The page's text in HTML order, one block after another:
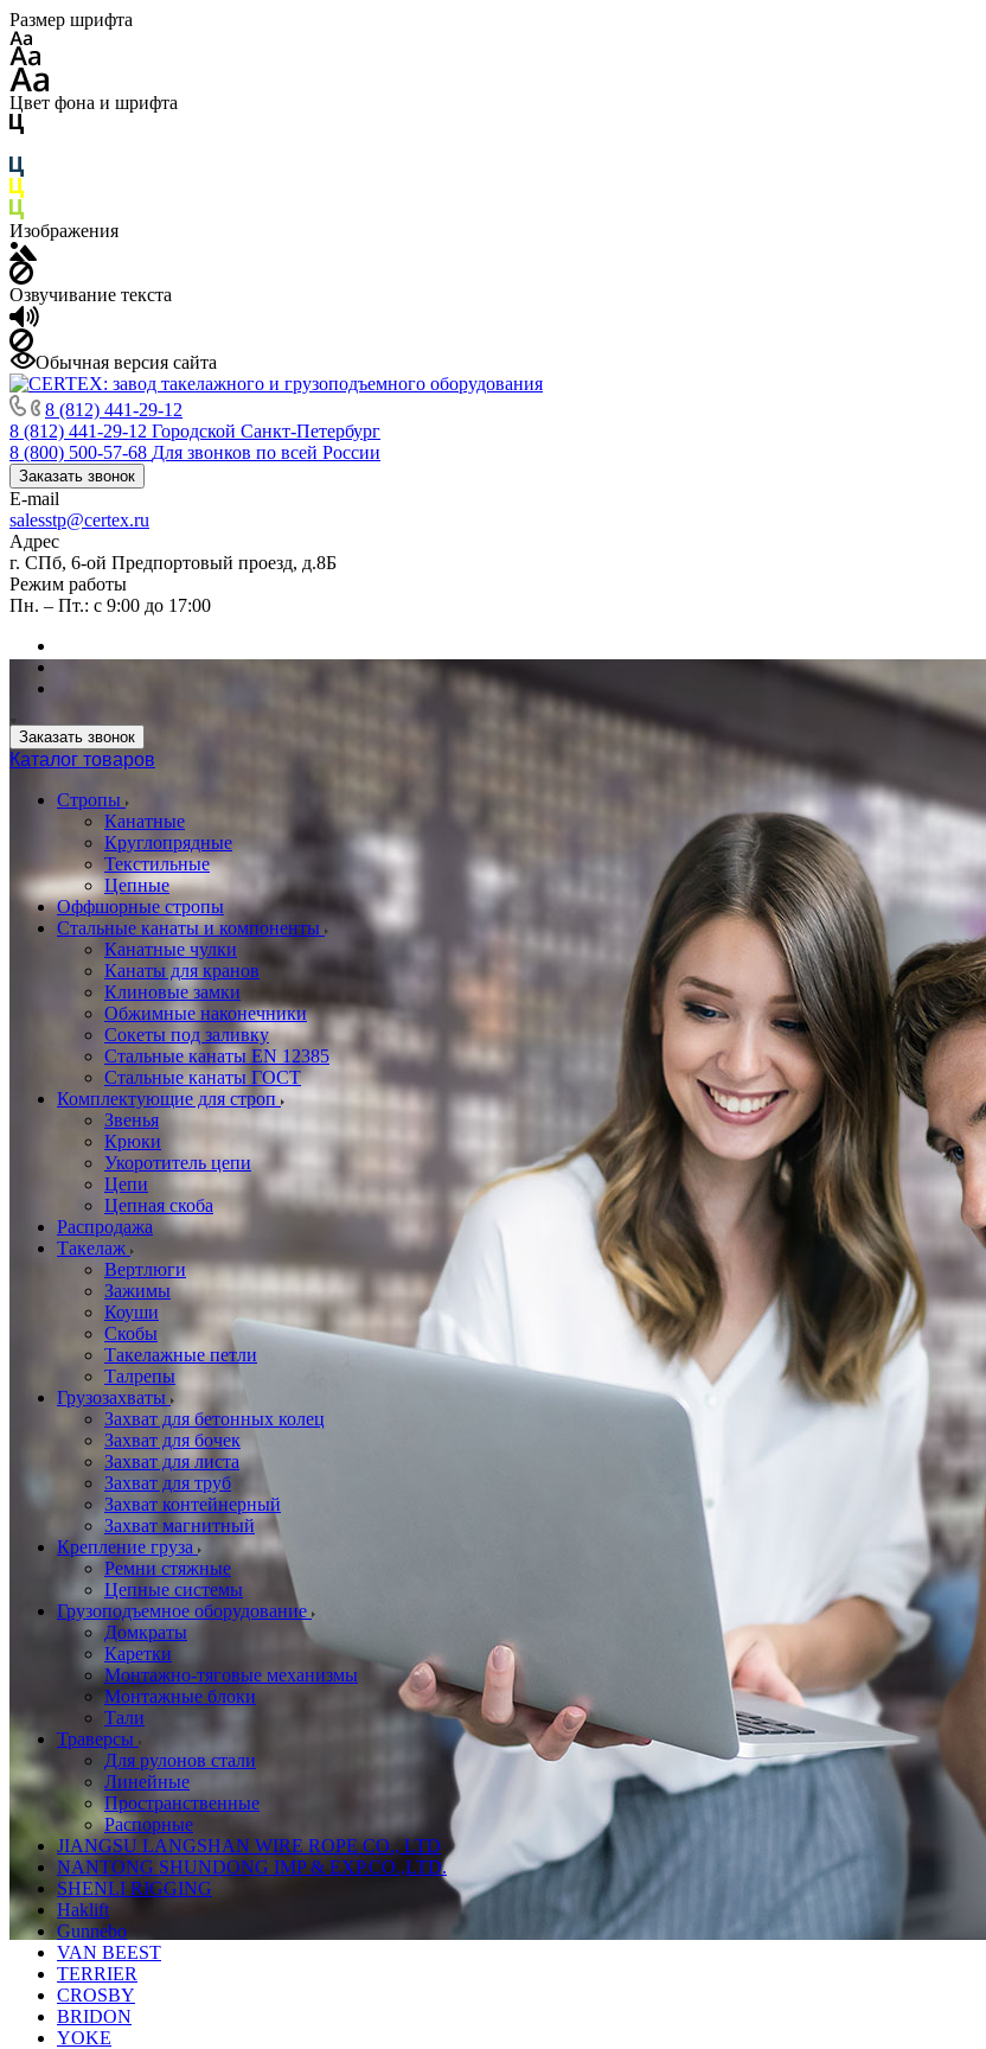
Размер шрифта
Цвет фона и шрифта
Изображения
Озвучивание текста
Обычная версия сайта
8 (812) 441-29-12
8 (812) 441-29-12 Городской Санкт-Петербург
8 (800) 500-57-68 Для звонков по всей России
Заказать звонок
E-mail
salesstp@certex.ru
Адрес
г. СПб, 6-ой Предпортовый проезд, д.8Б
Режим работы
Пн. – Пт.: с 9:00 до 17:00
Заказать звонок
Каталог товаров
Стропы
Канатные
Круглопрядные
Текстильные
Цепные
Оффшорные стропы
Стальные канаты и компоненты
Канатные чулки
Канаты для кранов
Клиновые замки
Обжимные наконечники
Сокеты под заливку
Стальные канаты EN 12385
Стальные канаты ГОСТ
Комплектующие для строп
Звенья
Крюки
Укоротитель цепи
Цепи
Цепная скоба
Распродажа
Такелаж
Вертлюги
Зажимы
Коуши
Скобы
Такелажные петли
Талрепы
Грузозахваты
Захват для бетонных колец
Захват для бочек
Захват для листа
Захват для труб
Захват контейнерный
Захват магнитный
Крепление груза
Ремни стяжные
Цепные системы
Грузоподъемное оборудование
Домкраты
Каретки
Монтажно-тяговые механизмы
Монтажные блоки
Тали
Траверсы
Для рулонов стали
Линейные
Пространственные
Распорные
JIANGSU LANGSHAN WIRE ROPE CO., LTD
NANTONG SHUNDONG IMP & EXP.CO.,LTD.
SHENLI RIGGING
Haklift
Gunnebo
VAN BEEST
TERRIER
CROSBY
BRIDON
YOKE